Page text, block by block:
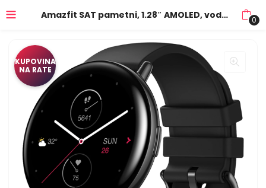
Amazfit SAT pametni, 1.28″ AMOLED, vodootporan 5ATM,BT – Zepp E (round) Onyx Black 0
KUPOVINA
NA RATE